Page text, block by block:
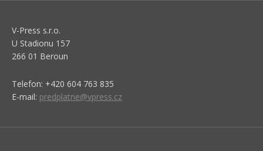
V-Press s.r.o.
U Stadionu 157
266 01 Beroun
Telefon: +420 604 763 835
E-mail: predplatne@vpress.cz